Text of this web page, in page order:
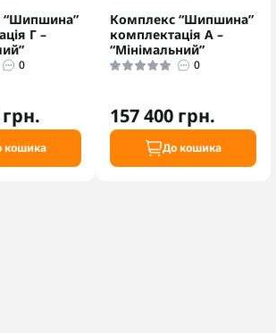
“Шипшина”
Г –
0
кошика
Комплекс “Шипшина”
комплектація А –
“Мінімальний”
0
157 400 грн.
До кошика